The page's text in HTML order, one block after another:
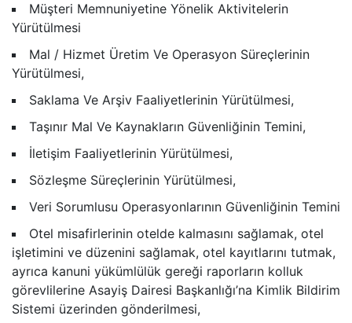
Müşteri Memnuniyetine Yönelik Aktivitelerin
Yürütülmesi
Mal / Hizmet Üretim Ve Operasyon Süreçlerinin
Yürütülmesi,
Saklama Ve Arşiv Faaliyetlerinin Yürütülmesi,
Taşınır Mal Ve Kaynakların Güvenliğinin Temini,
İletişim Faaliyetlerinin Yürütülmesi,
Sözleşme Süreçlerinin Yürütülmesi,
Veri Sorumlusu Operasyonlarının Güvenliğinin Temini
Otel misafirlerinin otelde kalmasını sağlamak, otel
işletimini ve düzenini sağlamak, otel kayıtlarını tutmak,
ayrıca kanuni yükümlülük gereği raporların kolluk
görevlilerine Asayiş Dairesi Başkanlığı’na Kimlik Bildirim
Sistemi üzerinden gönderilmesi,